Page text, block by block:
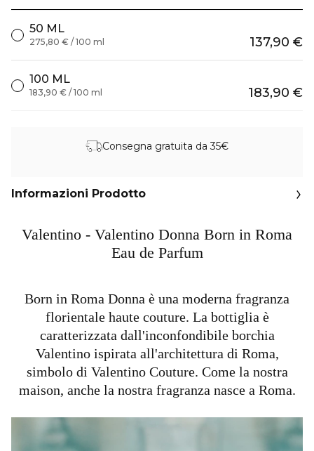
50 ML
137,90 €
275,80 € / 100 ml
100 ML
183,90 €
183,90 € / 100 ml
Consegna gratuita da 35€
Informazioni Prodotto
Valentino - Valentino Donna Born in Roma
Eau de Parfum
Born in Roma Donna è una moderna fragranza
florientale haute couture. La bottiglia è
caratterizzata dall'inconfondibile borchia
Valentino ispirata all'architettura di Roma,
simbolo di Valentino Couture. Come la nostra
maison, anche la nostra fragranza nasce a Roma.